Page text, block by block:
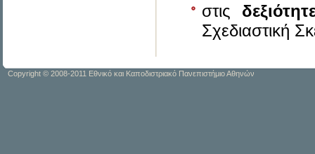
στις
Σχεδιαστική
Copyright © 2008-2011 Εθνικό και Καποδιστριακό Πανεπιστήμιο Αθηνών